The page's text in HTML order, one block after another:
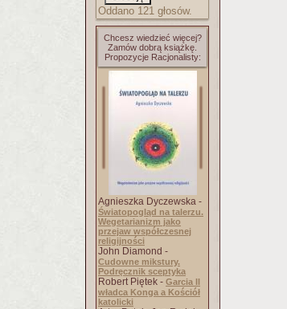
Oddano 121 głosów.
Chcesz wiedzieć więcej?
Zamów dobrą książkę.
Propozycje Racjonalisty:
Agnieszka Dyczewska -
Światopogląd na talerzu.
Wegetarianizm jako
przejaw współczesnej
religijności
John Diamond -
Cudowne mikstury.
Podręcznik sceptyka
Robert Piętek - Garcia II
władca Konga a Kościół
katolicki